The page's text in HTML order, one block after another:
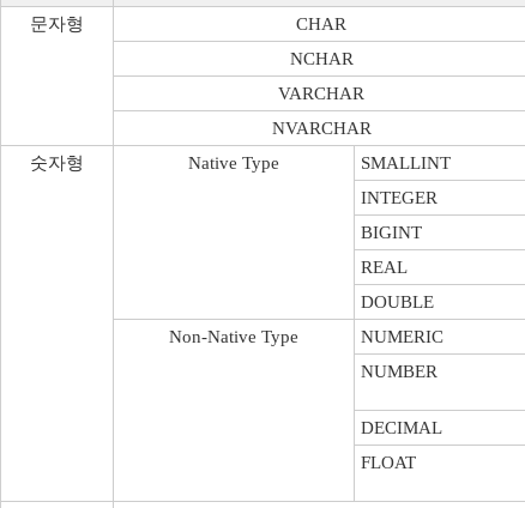
문자형
CHAR
NCHAR
VARCHAR
NVARCHAR
숫자형
Native Type SMALLINT
INTEGER
BIGINT
REAL
DOUBLE
Non-Native Type
NUMERIC
NUMBER
DECIMAL
FLOAT